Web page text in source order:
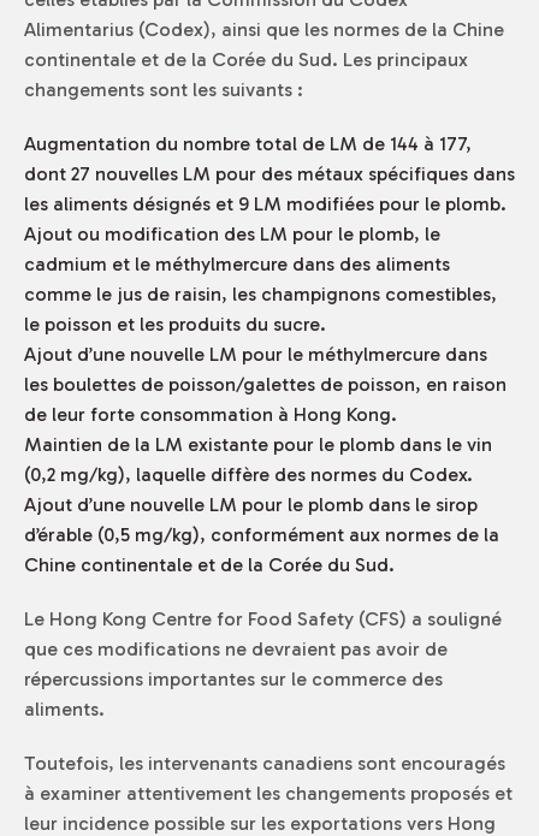
Alimentarius (Codex), ainsi que les normes de la Chine
continentale et de la Corée du Sud. Les principaux
changements sont les suivants :
Augmentation du nombre total de LM de 144 à 177,
dont 27 nouvelles LM pour des métaux spécifiques dans
les aliments désignés et 9 LM modifiées pour le plomb.
Ajout ou modification des LM pour le plomb, le
cadmium et le méthylmercure dans des aliments
comme le jus de raisin, les champignons comestibles,
le poisson et les produits du sucre.
Ajout d’une nouvelle LM pour le méthylmercure dans
les boulettes de poisson/galettes de poisson, en raison
de leur forte consommation à Hong Kong.
Maintien de la LM existante pour le plomb dans le vin
(0,2 mg/kg), laquelle diffère des normes du Codex.
Ajout d’une nouvelle LM pour le plomb dans le sirop
d’érable (0,5 mg/kg), conformément aux normes de la
Chine continentale et de la Corée du Sud.
Le Hong Kong Centre for Food Safety (CFS) a souligné
que ces modifications ne devraient pas avoir de
répercussions importantes sur le commerce des
aliments.
Toutefois, les intervenants canadiens sont encouragés
à examiner attentivement les changements proposés et
leur incidence possible sur les exportations vers Hong